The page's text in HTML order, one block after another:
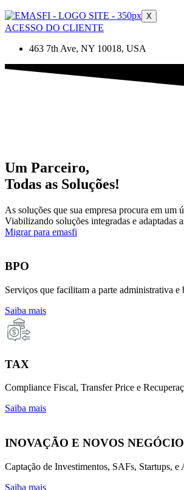
X
ACESSO DO CLIENTE
463 7th Ave, NY 10018, USA
Um Parceiro,
Todas as Soluções!
As soluções que sua empresa procura em um
Viabilizando soluções integradas e adaptadas
Migrar para emasfi
BPO
Serviços que facilitam a parte administrativa e
Saiba mais
TAX
Compliance Fiscal, Transfer Price e
Saiba mais
INOVAÇÃO E NOVOS
Captação de Investimentos, SAFs, Startups, e
Saiba mais